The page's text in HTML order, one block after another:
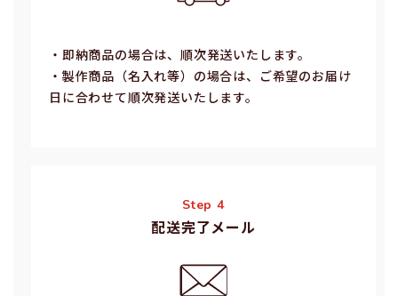
・即納商品の場合は、順次発送いたします。
・製作商品（名⼊れ等）の場合は、ご希望のお届け
⽇に合わせて順次発送いたします。
Step 4
配送完了メール